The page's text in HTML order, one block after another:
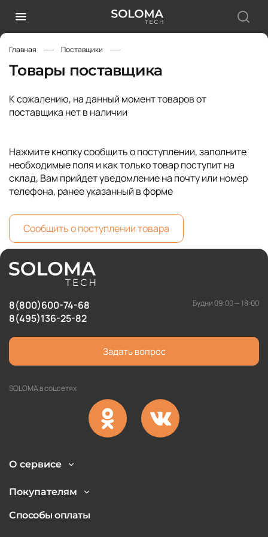
Главная Поставщики
Товары поставщика
К сожалению, на данный момент товаров от
поставщика нет в наличии
Нажмите кнопку сообщить о поступлении, заполните
необходимые поля и как только товар поступит на
склад, Вам прийдет уведомление на почту или номер
телефона, ранее указанный в форме
Сообщить о поступлении товара
8(800)600-74-68
8(495)136-25-82
Будни 09:00 — 18:00
Задать вопрос
SOLOMA в соцсетях
О сервисе
Покупателям
Способы оплаты